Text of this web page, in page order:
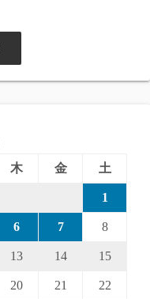
木 金 土
1
6 7 8
13 14 15
20 21 22